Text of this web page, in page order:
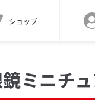
ショップ
ミニチ